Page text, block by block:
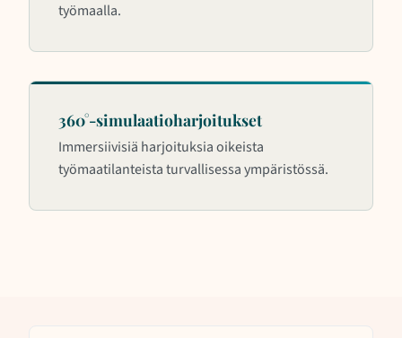
työmaalla.
360°-simulaatioharjoitukset
Immersiivisiä harjoituksia oikeista
työmaatilanteista turvallisessa ympäristössä.